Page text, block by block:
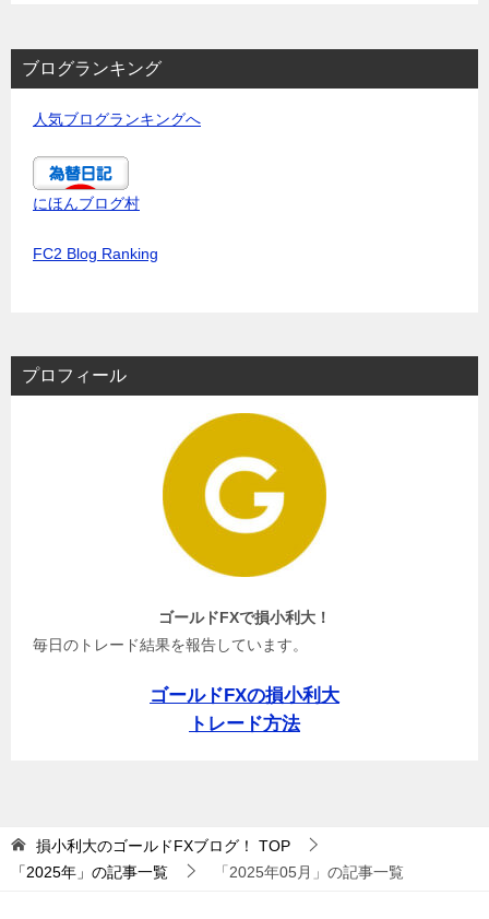
ブログランキング
人気ブログランキングへ
にほんブログ村
FC2 Blog Ranking
プロフィール
ゴールドFXで損小利大！
毎日のトレード結果を報告しています。
ゴールドFXの損小利大
トレード方法
損小利大のゴールドFXブログ！
TOP
「2025年」の記事一覧
「2025年05月」の記事一覧